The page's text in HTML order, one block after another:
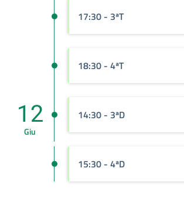
17:30 - 3ªT
18:30 - 4ªT
12
Giu
14:30 - 3ªD
15:30 - 4ªD